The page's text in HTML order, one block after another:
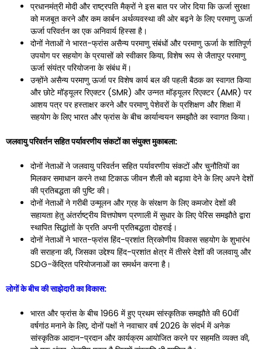
प्रधानमंत्री मोदी और राष्ट्रपति मैक्रों ने इस बात पर जोर दिया कि ऊर्जा सुरक्षा
को मजबूत करने और कम कार्बन अर्थव्यवस्था की ओर बढ़ने के लिए परमाणु ऊर्जा
ऊर्जा परिवर्तन का एक अनिवार्य हिस्सा है।
दोनों नेताओं ने भारत-फ्रांस असैन्य परमाणु संबंधों और परमाणु ऊर्जा के शांतिपूर्ण
उपयोग पर सहयोग के प्रयासों को स्वीकार किया, विशेष रूप से जैतापुर परमाणु
ऊर्जा संयंत्र परियोजना के संबंध में।
उन्होंने असैन्य परमाणु ऊर्जा पर विशेष कार्य बल की पहली बैठक का स्वागत किया
और छोटे मॉड्यूलर रिएक्टर (SMR) और उन्नत मॉड्यूलर रिएक्टर (AMR) पर
आशय पत्र पर हस्ताक्षर करने और परमाणु पेशेवरों के प्रशिक्षण और शिक्षा में
सहयोग के लिए भारत और फ्रांस के बीच कार्यान्वयन समझौते का स्वागत किया।
जलवायु परिवर्तन सहित पर्यावरणीय संकटों का संयुक्त मुकाबला:
दोनों नेताओं ने जलवायु परिवर्तन सहित पर्यावरणीय संकटों और चुनौतियों का
मिलकर समाधान करने तथा टिकाऊ जीवन शैली को बढ़ावा देने के लिए अपने देशों
की प्रतिबद्धता की पुष्टि की।
दोनों नेताओं ने गरीबी उन्मूलन और ग्रह के संरक्षण के लिए कमजोर देशों की
सहायता हेतु अंतर्राष्ट्रीय वित्तपोषण प्रणाली में सुधार के लिए पेरिस समझौते द्वारा
स्थापित सिद्धांतों के प्रति अपनी प्रतिबद्धता दोहराई।
दोनों नेताओं ने भारत-फ्रांस हिंद-प्रशांत त्रिकोणीय विकास सहयोग के शुभारंभ
की सराहना की, जिसका उद्देश्य हिंद-प्रशांत क्षेत्र में तीसरे देशों की जलवायु और
SDG-केंद्रित परियोजनाओं का समर्थन करना है।
लोगों के बीच की साझेदारी का विकास:
भारत और फ्रांस के बीच 1966 में हुए प्रथम सांस्कृतिक समझौते की 60वीं
वर्षगांठ मनाने के लिए, दोनों पक्षों ने नवाचार वर्ष 2026 के संदर्भ में अनेक
सांस्कृतिक आदान-प्रदान और कार्यक्रम आयोजित करने पर सहमति व्यक्त की,